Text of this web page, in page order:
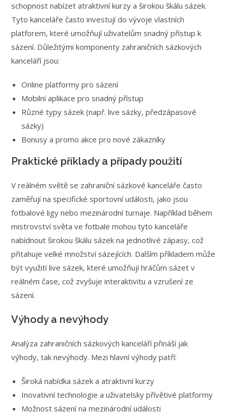
schopnost nabízet atraktivní kurzy a širokou škálu sázek.
Tyto kanceláře často investují do vývoje vlastních
platforem, které umožňují uživatelům snadný přístup k
sázení. Důležitými komponenty zahraničních sázkových
kanceláří jsou:
Online platformy pro sázení
Mobilní aplikace pro snadný přístup
Různé typy sázek (např. live sázky, předzápasové
sázky)
Bonusy a promo akce pro nové zákazníky
Praktické příklady a případy použití
V reálném světě se zahraniční sázkové kanceláře často
zaměřují na specifické sportovní události, jako jsou
fotbalové ligy nebo mezinárodní turnaje. Například během
mistrovství světa ve fotbale mohou tyto kanceláře
nabídnout širokou škálu sázek na jednotlivé zápasy, což
přitahuje velké množství sázejících. Dalším příkladem může
být využití live sázek, které umožňují hráčům sázet v
reálném čase, což zvyšuje interaktivitu a vzrušení ze
sázení.
Výhody a nevýhody
Analýza zahraničních sázkových kanceláří přináší jak
výhody, tak nevýhody. Mezi hlavní výhody patří:
Široká nabídka sázek a atraktivní kurzy
Inovativní technologie a uživatelsky přívětivé platformy
Možnost sázení na mezinárodní události